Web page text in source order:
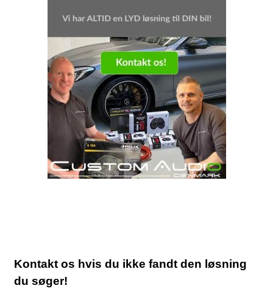
Kontakt os hvis du ikke fandt den løsning
du søger!